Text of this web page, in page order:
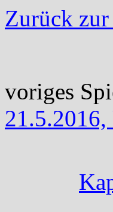
Zurück
voriges